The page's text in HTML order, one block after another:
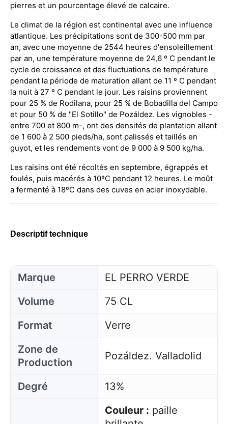
pierres et un pourcentage élevé de calcaire.
Le climat de la région est continental avec une influence
atlantique. Les précipitations sont de 300-500 mm par
an, avec une moyenne de 2544 heures d'ensoleillement
par an, une température moyenne de 24,6 º C pendant le
cycle de croissance et des fluctuations de température
pendant la période de maturation allant de 11 º C pendant
la nuit à 27 º C pendant le jour. Les raisins proviennent
pour 25 % de Rodilana, pour 25 % de Bobadilla del Campo
et pour 50 % de "El Sotillo" de Pozáldez. Les vignobles -
entre 700 et 800 m-, ont des densités de plantation allant
de 1 600 à 2 500 pieds/ha, sont palissés et taillés en
guyot, et les rendements vont de 9 000 à 9 500 kg/ha.
Les raisins ont été récoltés en septembre, égrappés et
foulés, puis macérés à 10ºC pendant 12 heures. Le moût
a fermenté à 18ºC dans des cuves en acier inoxydable.
Descriptif technique
Marque
EL PERRO VERDE
Volume
75 CL
Format
Verre
Zone de
Production
Pozáldez. Valladolid
Degré
13%
Couleur : paille